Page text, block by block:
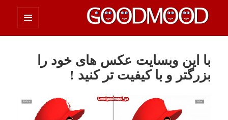
چیزای خووب مووب
با این وبسایت عکس های خود را
بزرگتر و با کیفیت تر کنید !